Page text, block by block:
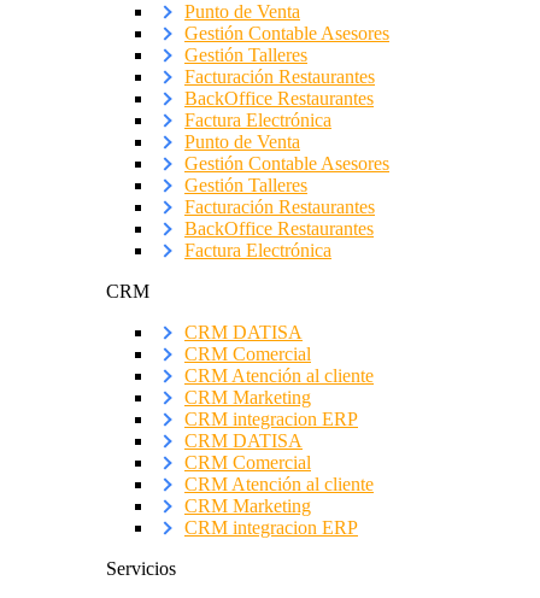
Punto de Venta
Gestión Contable Asesores
Gestión Talleres
Facturación Restaurantes
BackOffice Restaurantes
Factura Electrónica
Punto de Venta
Gestión Contable Asesores
Gestión Talleres
Facturación Restaurantes
BackOffice Restaurantes
Factura Electrónica
CRM
CRM DATISA
CRM Comercial
CRM Atención al cliente
CRM Marketing
CRM integracion ERP
CRM DATISA
CRM Comercial
CRM Atención al cliente
CRM Marketing
CRM integracion ERP
Servicios